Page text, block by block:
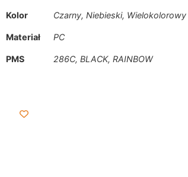
Kolor Czarny, Niebieski, Wielokolorowy
Materiał PC
PMS 286C, BLACK, RAINBOW